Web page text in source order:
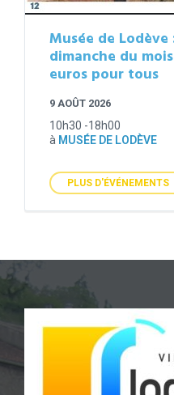
Musée de
dimanche du
euros pour tous
9 AOÛT 2026
10h30 -18h00
à MUSÉE DE LODÈVE
PLUS D'ÉVÉNEMENTS